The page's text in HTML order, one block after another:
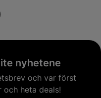
nyhetene
och var först
heta deals!